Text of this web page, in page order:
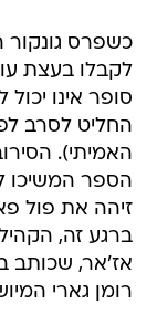
כשפרס גונקור
לקבלו בעצת
סופר אינו
החליט לסרב
האמיתי).
הספר המשיכו
זיהה את פול
ברגע זה,
אז'אר, שכותב
רומן גארי